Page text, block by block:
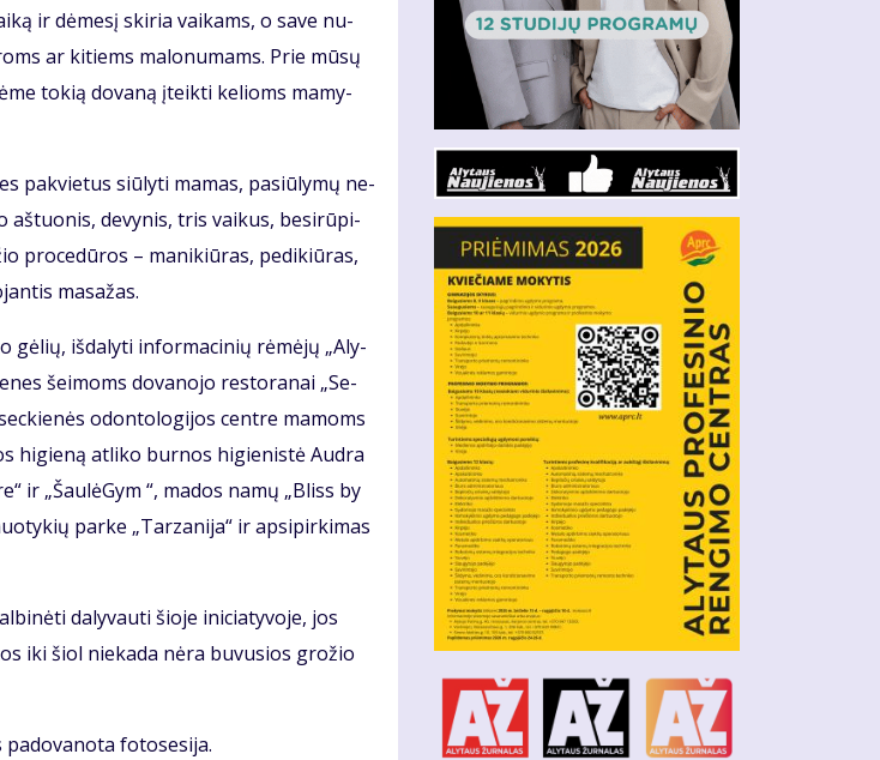
ir dė­me­sį ski­ria vai­kams, o sa­ve nu­
ar ki­tiems ma­lo­nu­mams. Prie mū­sų
to­kią do­va­ną įteik­ti ke­lioms ma­my­
pa­kvie­tus siū­ly­ti ma­mas, pa­siū­ly­mų ne­
aš­tuo­nis, de­vy­nis, tris vai­kus, be­si­rū­pi­
pro­ce­dū­ros – ma­ni­kiū­ras, pe­di­kiū­ras,
ma­sa­žas.
gė­lių, iš­da­ly­ti in­for­ma­ci­nių rė­mė­jų „Aly­
šei­moms do­va­no­jo res­to­ra­nai „Se­
odon­to­lo­gi­jos cen­tre ma­moms
hi­gie­ną at­li­ko bur­nos hi­gie­nis­tė Aud­ra
ir „Šau­lė­Gym “, ma­dos na­mų „Bliss by
par­ke „Tar­za­ni­ja“ ir ap­si­pir­ki­mas
da­ly­vau­ti šio­je ini­cia­ty­vo­je, jos
iki šiol nie­ka­da nė­ra bu­vu­sios gro­žio
fo­to­se­si­ja.